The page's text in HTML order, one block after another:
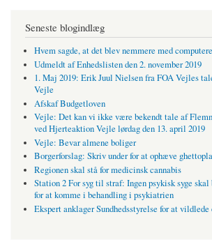
Seneste blogindlæg
Hvem sagde, at det blev nemmere med
Udmeldt af Enhedslisten den 2. november 2019
1. Maj 2019: Erik Juul Nielsen fra FOA Vejles
Vejle
Afskaf Budgetloven
Vejle: Det kan vi ikke være bekendt tale af
ved Hjerteaktion Vejle lørdag den 13. april 2019
Vejle: Bevar almene boliger
Borgerforslag: Skriv under for at ophæve
Regionen skal stå for medicinsk cannabis
Station 2 For syg til straf: Ingen psykisk syge
for at komme i behandling i psykiatrien
Ekspert anklager Sundhedsstyrelse for at